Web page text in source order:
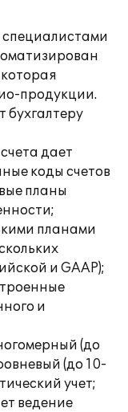
специалистами
продукции.
бухгалтеру
дает
коды счетов
планы
планами
и GAAP);
и
(до
(до 10-
учет;
ведение